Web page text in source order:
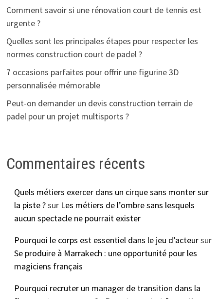
Comment savoir si une rénovation court de tennis est
urgente ?
Quelles sont les principales étapes pour respecter les
normes construction court de padel ?
7 occasions parfaites pour offrir une figurine 3D
personnalisée mémorable
Peut-on demander un devis construction terrain de
padel pour un projet multisports ?
Commentaires récents
Quels métiers exercer dans un cirque sans monter sur
la piste ?sur Les métiers de l’ombre sans lesquels
aucun spectacle ne pourrait exister
Pourquoi le corps est essentiel dans le jeu d’acteursur
Se produire à Marrakech : une opportunité pour les
magiciens français
Pourquoi recruter un manager de transition dans la